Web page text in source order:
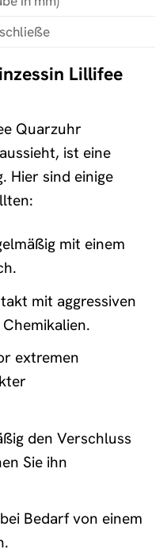
Lillifee
Quarzuhr
ist eine
Hier sind einige
mit einem
mit aggressiven
extremen
den Verschluss
Sie ihn
Bedarf von einem